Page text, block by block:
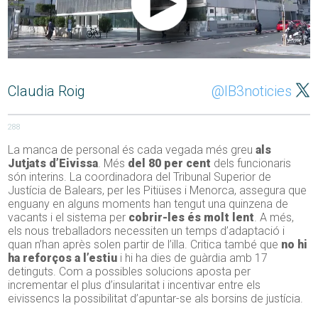
Claudia Roig @IB3noticies
288
La manca de personal és cada vegada més greuals
Jutjats d’Eivissa. Més del 80 per cent dels funcionaris
són interins. La coordinadora del Tribunal Superior de
Justícia de Balears, per les Pitiüses i Menorca, assegura que
enguany en alguns moments han tengut una quinzena de
vacants i el sistema per cobrir-les és molt lent. A més,
els nous treballadors necessiten un temps d’adaptació i
quan n’han après solen partir de l’illa. Critica també que no hi
ha reforços a l’estiu i hi ha dies de guàrdia amb 17
detinguts. Com a possibles solucions aposta per
incrementar el plus d’insularitat i incentivar entre els
eivissencs la possibilitat d’apuntar-se als borsins de justícia.